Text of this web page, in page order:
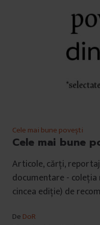
Cele mai bune povești
Cele mai bune
Articole, cărți,
documentare - coleția
cincea ediție) de
De DoR